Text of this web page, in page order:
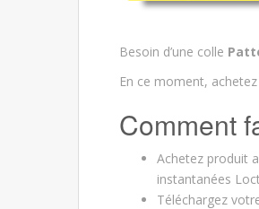
Besoin d’une colle
En ce moment, achetez
Comment
Achetez produit
instantanées
Téléchargez